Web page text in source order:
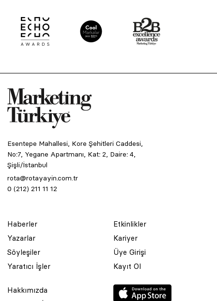
Esentepe Mahallesi, Kore Şehitleri Caddesi,
No:7, Yegane Apartmanı, Kat: 2, Daire: 4,
Şişli/İstanbul
rota@rotayayin.com.tr
0 (212) 211 11 12
Haberler
Yazarlar
Söyleşiler
Yaratıcı İşler
Etkinlikler
Kariyer
Üye Girişi
Kayıt Ol
Hakkımızda